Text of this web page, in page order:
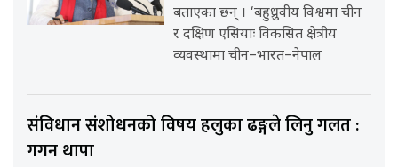
बताएका छन् । ‘बहुध्रुवीय विश्वमा चीन
र दक्षिण एसियाः विकसित क्षेत्रीय
व्यवस्थामा चीन–भारत–नेपाल
संविधान संशोधनको विषय हलुका ढङ्गले लिनु गलत :
गगन थापा